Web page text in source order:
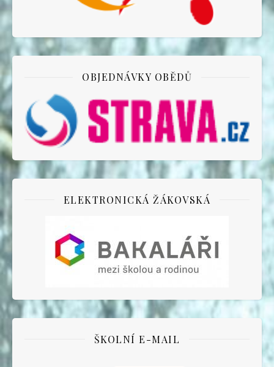
OBJEDNÁVKY OBĚDŮ
ELEKTRONICKÁ ŽÁKOVSKÁ
ŠKOLNÍ E-MAIL